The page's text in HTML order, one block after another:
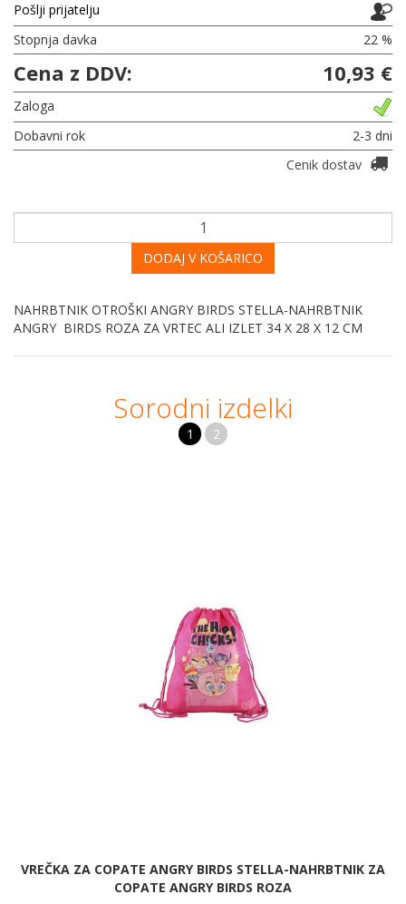
Pošlji prijatelju
Stopnja davka
22 %
Cena z DDV: 10,93 €
Zaloga
Dobavni rok
2-3 dni
Cenik dostav
DODAJ V KOŠARICO
NAHRBTNIK OTROŠKI ANGRY BIRDS STELLA-NAHRBTNIK
ANGRY BIRDS ROZA ZA VRTEC ALI IZLET 34 X 28 X 12 CM
Sorodni izdelki
1 2
VREČKA ZA COPATE ANGRY BIRDS STELLA-NAHRBTNIK ZA
COPATE ANGRY BIRDS ROZA